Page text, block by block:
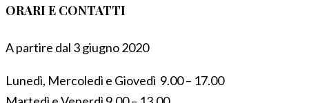
ORARI E CONTATTI
A partire dal 3 giugno 2020
Lunedì, Mercoledì e Giovedì 9.00 – 17.00